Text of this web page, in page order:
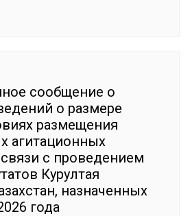
сообщение о
о размере
размещения
агитационных
с проведением
Курултая
назначенных
года